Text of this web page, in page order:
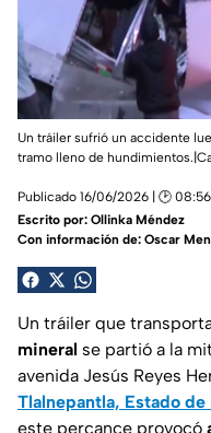
Un tráiler sufrió un accidente
tramo lleno de
Publicado 16/06/2026 | 🕑 08:56
Escrito por: Ollinka Méndez
Con información de: Oscar
Un tráiler que
mineral se partió a la
avenida Jesús Reyes
Tlalnepantla, Estado
este percance provocó